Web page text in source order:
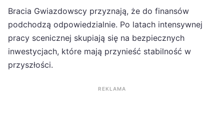
Bracia Gwiazdowscy przyznają, że do finansów
podchodzą odpowiedzialnie. Po latach intensywnej
pracy scenicznej skupiają się na bezpiecznych
inwestycjach, które mają przynieść stabilność w
przyszłości.
REKLAMA